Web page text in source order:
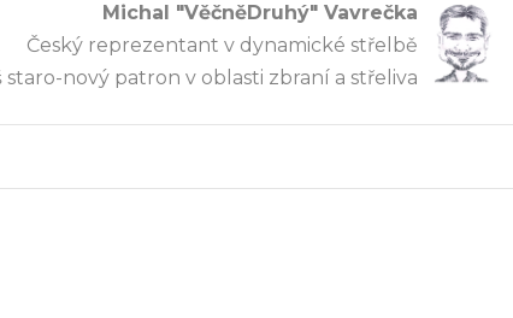
Michal "VěčněDruhý" Vavrečka
Český reprezentant v dynamické střelbě
staro-nový patron v oblasti zbraní a střeliva